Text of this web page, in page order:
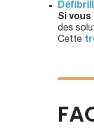
Si
des
Cette